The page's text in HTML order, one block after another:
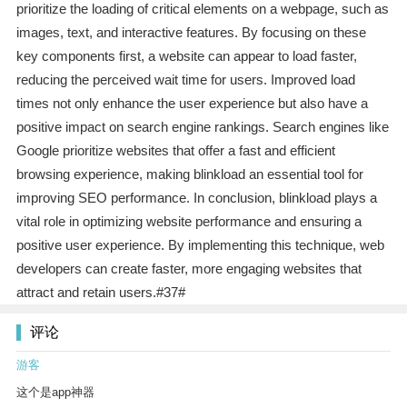
prioritize the loading of critical elements on a webpage, such as
images, text, and interactive features. By focusing on these
key components first, a website can appear to load faster,
reducing the perceived wait time for users. Improved load
times not only enhance the user experience but also have a
positive impact on search engine rankings. Search engines like
Google prioritize websites that offer a fast and efficient
browsing experience, making blinkload an essential tool for
improving SEO performance. In conclusion, blinkload plays a
vital role in optimizing website performance and ensuring a
positive user experience. By implementing this technique, web
developers can create faster, more engaging websites that
attract and retain users.#37#
评论
游客
这个是app神器